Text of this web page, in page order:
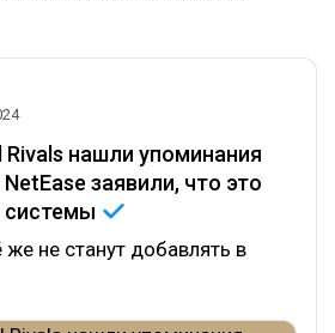
нашли упоминания
заявили, что это
системы
не станут добавлять в